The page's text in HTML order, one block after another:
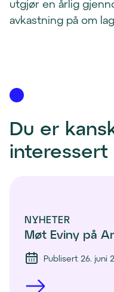
utgjør en årlig
avkastning på om
Du er
interessert
NYHETER
Møt Eviny på
Publisert 26. juni